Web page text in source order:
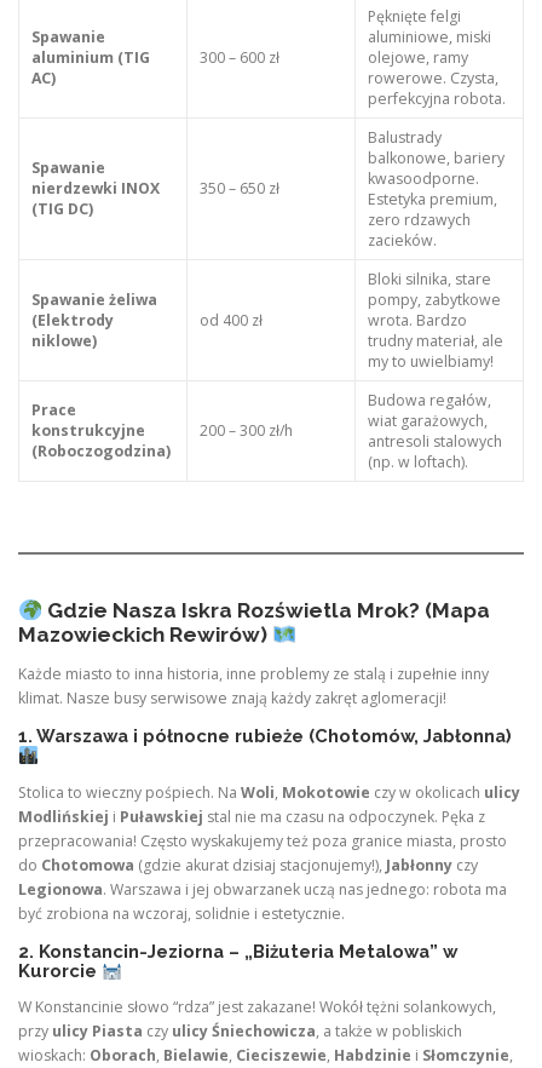
Spawanie
aluminium (TIG
AC)
300 – 600 zł
Pęknięte felgi
aluminiowe, miski
olejowe, ramy
rowerowe. Czysta,
perfekcyjna robota.
Spawanie
nierdzewki INOX
(TIG DC)
350 – 650 zł
Balustrady
balkonowe, bariery
kwasoodporne.
Estetyka premium,
zero rdzawych
zacieków.
Spawanie żeliwa
(Elektrody
niklowe)
od 400 zł
Bloki silnika, stare
pompy, zabytkowe
wrota. Bardzo
trudny materiał, ale
my to uwielbiamy!
Prace
konstrukcyjne
(Roboczogodzina)
200 – 300 zł/h
Budowa regałów,
wiat garażowych,
antresoli stalowych
(np. w loftach).
Gdzie Nasza Iskra Rozświetla Mrok? (Mapa
Mazowieckich Rewirów)
Każde miasto to inna historia, inne problemy ze stalą i zupełnie inny
klimat. Nasze busy serwisowe znają każdy zakręt aglomeracji!
1. Warszawa i północne rubieże (Chotomów, Jabłonna)
Stolica to wieczny pośpiech. Na Woli, Mokotowie czy w okolicach ulicy
Modlińskiej i Puławskiej stal nie ma czasu na odpoczynek. Pęka z
przepracowania! Często wyskakujemy też poza granice miasta, prosto
do Chotomowa (gdzie akurat dzisiaj stacjonujemy!), Jabłonny czy
Legionowa. Warszawa i jej obwarzanek uczą nas jednego: robota ma
być zrobiona na wczoraj, solidnie i estetycznie.
2. Konstancin-Jeziorna – „Biżuteria Metalowa” w
Kurorcie
W Konstancinie słowo “rdza” jest zakazane! Wokół tężni solankowych,
przy ulicy Piasta czy ulicy Śniechowicza, a także w pobliskich
wioskach: Oborach, Bielawie, Cieciszewie, Habdzinie i Słomczynie,